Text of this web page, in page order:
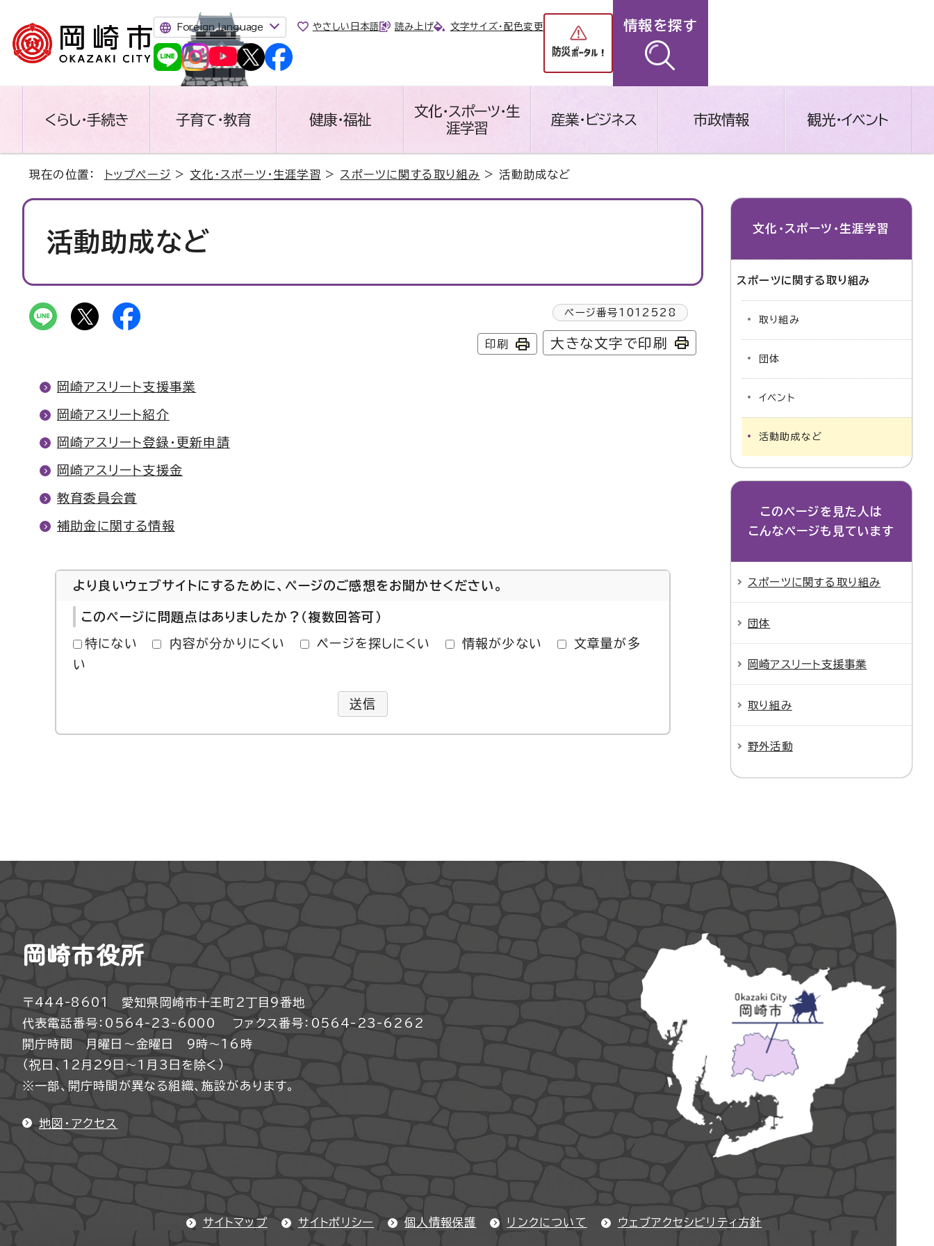
Foreign language やさしい日本語 読み上げ 文字サイズ・配色変更 情報を探す
くらし・手続き 子育て・教育 健康・福祉
文化・スポーツ・生
涯学習
産業・ビジネス 市政情報 観光・イベント
現在の位置： トップページ > 文化・スポーツ・生涯学習 > スポーツに関する取り組み > 活動助成など
活動助成など
ページ番号 1012528
印刷 大きな文字で印刷
岡崎アスリート支援事業
岡崎アスリート紹介
岡崎アスリート登録・更新申請
岡崎アスリート支援金
教育委員会賞
補助金に関する情報
より良いウェブサイトにするために、ページのご感想をお聞かせください。
このページに問題点はありましたか？（複数回答可）
特にない 内容が分かりにくい ページを探しにくい 情報が少ない
文章量が多
い
送信
文化・スポーツ・生涯学習
スポーツに関する取り組み
取り組み
団体
イベント
活動助成など
このページを見た人は
こんなページも見ています
スポーツに関する取り組み
団体
岡崎アスリート支援事業
取り組み
野外活動
岡崎市役所
〒444-8601 愛知県岡崎市十王町2丁目9番地
代表電話番号：0564-23-6000
ファクス番号：0564-23-6262
開庁時間 月曜日～金曜日 9時～16時
（祝日、12月29日～1月3日を除く）
※一部、開庁時間が異なる組織、施設があります。
地図・アクセス
サイトマップ サイトポリシー 個人情報保護 リンクについて ウェブアクセシビリティ方針